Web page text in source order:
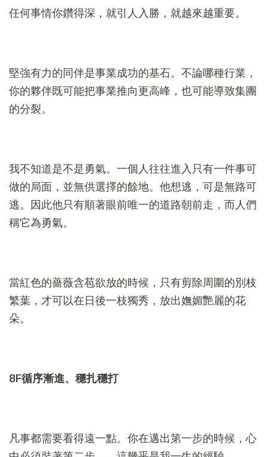
任何事情你鑽得深，就引人入勝，就越來越重要。
堅強有力的同伴是事業成功的基石。不論哪種行業，
你的夥伴既可能把事業推向更高峰，也可能導致集團
的分裂。
我不知道是不是勇氣。一個人往往進入只有一件事可
做的局面，並無供選擇的餘地。他想逃，可是無路可
逃。因此他只有順著眼前唯一的道路朝前走，而人們
稱它為勇氣。
當紅色的薔薇含苞欲放的時候，只有剪除周圍的別枝
繁葉，才可以在日後一枝獨秀，放出嫵媚艷麗的花
朵。
8F循序漸進、穩扎穩打
凡事都需要看得遠一點。你在邁出第一步的時候，心